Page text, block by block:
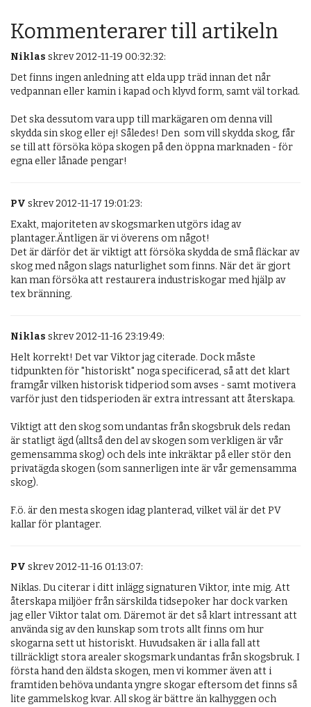
Kommenterarer till artikeln
Niklas skrev 2012-11-19 00:32:32:
Det finns ingen anledning att elda upp träd innan det når
vedpannan eller kamin i kapad och klyvd form, samt väl torkad.
Det ska dessutom vara upp till markägaren om denna vill
skydda sin skog eller ej! Således! Den  som vill skydda skog, får
se till att försöka köpa skogen på den öppna marknaden - för
egna eller lånade pengar!
PV skrev 2012-11-17 19:01:23:
Exakt, majoriteten av skogsmarken utgörs idag av
plantager.Äntligen är vi överens om något!
Det är därför det är viktigt att försöka skydda de små fläckar av
skog med någon slags naturlighet som finns. När det är gjort
kan man försöka att restaurera industriskogar med hjälp av
tex bränning.
Niklas skrev 2012-11-16 23:19:49:
Helt korrekt! Det var Viktor jag citerade. Dock måste
tidpunkten för "historiskt" noga specificerad, så att det klart
framgår vilken historisk tidperiod som avses - samt motivera
varför just den tidsperioden är extra intressant att återskapa.
Viktigt att den skog som undantas från skogsbruk dels redan
är statligt ägd (alltså den del av skogen som verkligen är vår
gemensamma skog) och dels inte inkräktar på eller stör den
privatägda skogen (som sannerligen inte är vår gemensamma
skog).
F.ö. är den mesta skogen idag planterad, vilket väl är det PV
kallar för plantager.
PV skrev 2012-11-16 01:13:07:
Niklas. Du citerar i ditt inlägg signaturen Viktor, inte mig. Att
återskapa miljöer från särskilda tidsepoker har dock varken
jag eller Viktor talat om. Däremot är det så klart intressant att
använda sig av den kunskap som trots allt finns om hur
skogarna sett ut historiskt. Huvudsaken är i alla fall att
tillräckligt stora arealer skogsmark undantas från skogsbruk. I
första hand den äldsta skogen, men vi kommer även att i
framtiden behöva undanta yngre skogar eftersom det finns så
lite gammelskog kvar. All skog är bättre än kalhyggen och